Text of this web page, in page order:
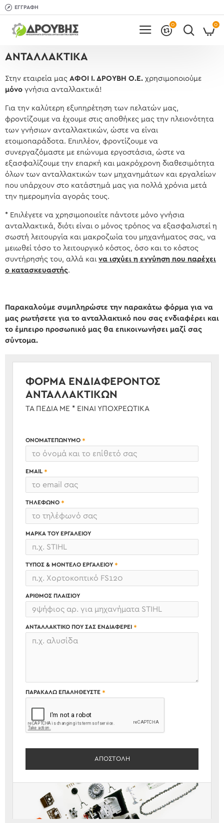
ΕΓΓΡΑΦΉ
0 0
ΑΝΤΑΛΛΑΚΤΙΚΆ
Στην εταιρεία μας ΑΦΟΙ Ι. ΔΡΟΥΒΗ Ο.Ε. χρησιμοποιούμε
μόνο γνήσια ανταλλακτικά!
Για την καλύτερη εξυπηρέτηση των πελατών μας,
φροντίζουμε να έχουμε στις αποθήκες μας την πλειονότητα
των γνήσιων ανταλλακτικών, ώστε να είναι
ετοιμοπαράδοτα. Επιπλέον, φροντίζουμε να
συνεργαζόμαστε με επώνυμα εργοστάσια, ώστε να
εξασφαλίζουμε την επαρκή και μακρόχρονη διαθεσιμότητα
όλων των ανταλλακτικών των μηχανημάτων και εργαλείων
που υπάρχουν στο κατάστημά μας για πολλά χρόνια μετά
την ημερομηνία αγοράς τους.
* Επιλέγετε να χρησιμοποιείτε πάντοτε μόνο γνήσια
ανταλλακτικά, διότι είναι ο μόνος τρόπος να εξασφαλιστεί η
σωστή λειτουργία και μακροζωία του μηχανήματος σας, να
μειωθεί τόσο το λειτουργικό κόστος, όσο και το κόστος
συντήρησής του, αλλά και να ισχύει η εγγύηση που παρέχει
ο κατασκευαστής.
Παρακαλούμε συμπληρώστε την παρακάτω φόρμα για να
μας ρωτήσετε για το ανταλλακτικό που σας ενδιαφέρει και
το έμπειρο προσωπικό μας θα επικοινωνήσει μαζί σας
σύντομα.
ΦΌΡΜΑ ΕΝΔΙΑΦΈΡΟΝΤΟΣ
ΑΝΤΑΛΛΑΚΤΙΚΏΝ
ΤΑ ΠΕΔΊΑ ΜΕ * ΕΊΝΑΙ ΥΠΟΧΡΕΩΤΙΚΆ
ΌΝΟΜΑΤΕΠΏΝΥΜΟ
EMAIL
ΤΗΛΈΦΩΝΟ
ΜΆΡΚΑ ΤΟΥ ΕΡΓΑΛΕΊΟΥ
ΤΎΠΟΣ & ΜΟΝΤΈΛΟ ΕΡΓΑΛΕΊΟΥ
ΑΡΙΘΜΌΣ ΠΛΑΙΣΊΟΥ
ΑΝΤΑΛΛΑΚΤΙΚΌ ΠΟΥ ΣΑΣ ΕΝΔΙΑΦΈΡΕΙ
ΠΑΡΑΚΑΛΏ ΕΠΑΛΗΘΕΎΣΤΕ
ΑΠΟΣΤΟΛΉ